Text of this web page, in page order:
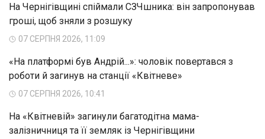
На Чернігівщині спіймали СЗЧшника: він запропонував
гроші, щоб зняли з розшуку
07 СЕРПНЯ 2026, 11:09
«На платформі був Андрій...»: чоловік повертався з
роботи й загинув на станції «Квітневе»
07 СЕРПНЯ 2026, 10:41
На «Квітневій» загинули багатодітна мама-
залізничниця та її земляк із Чернігівщини